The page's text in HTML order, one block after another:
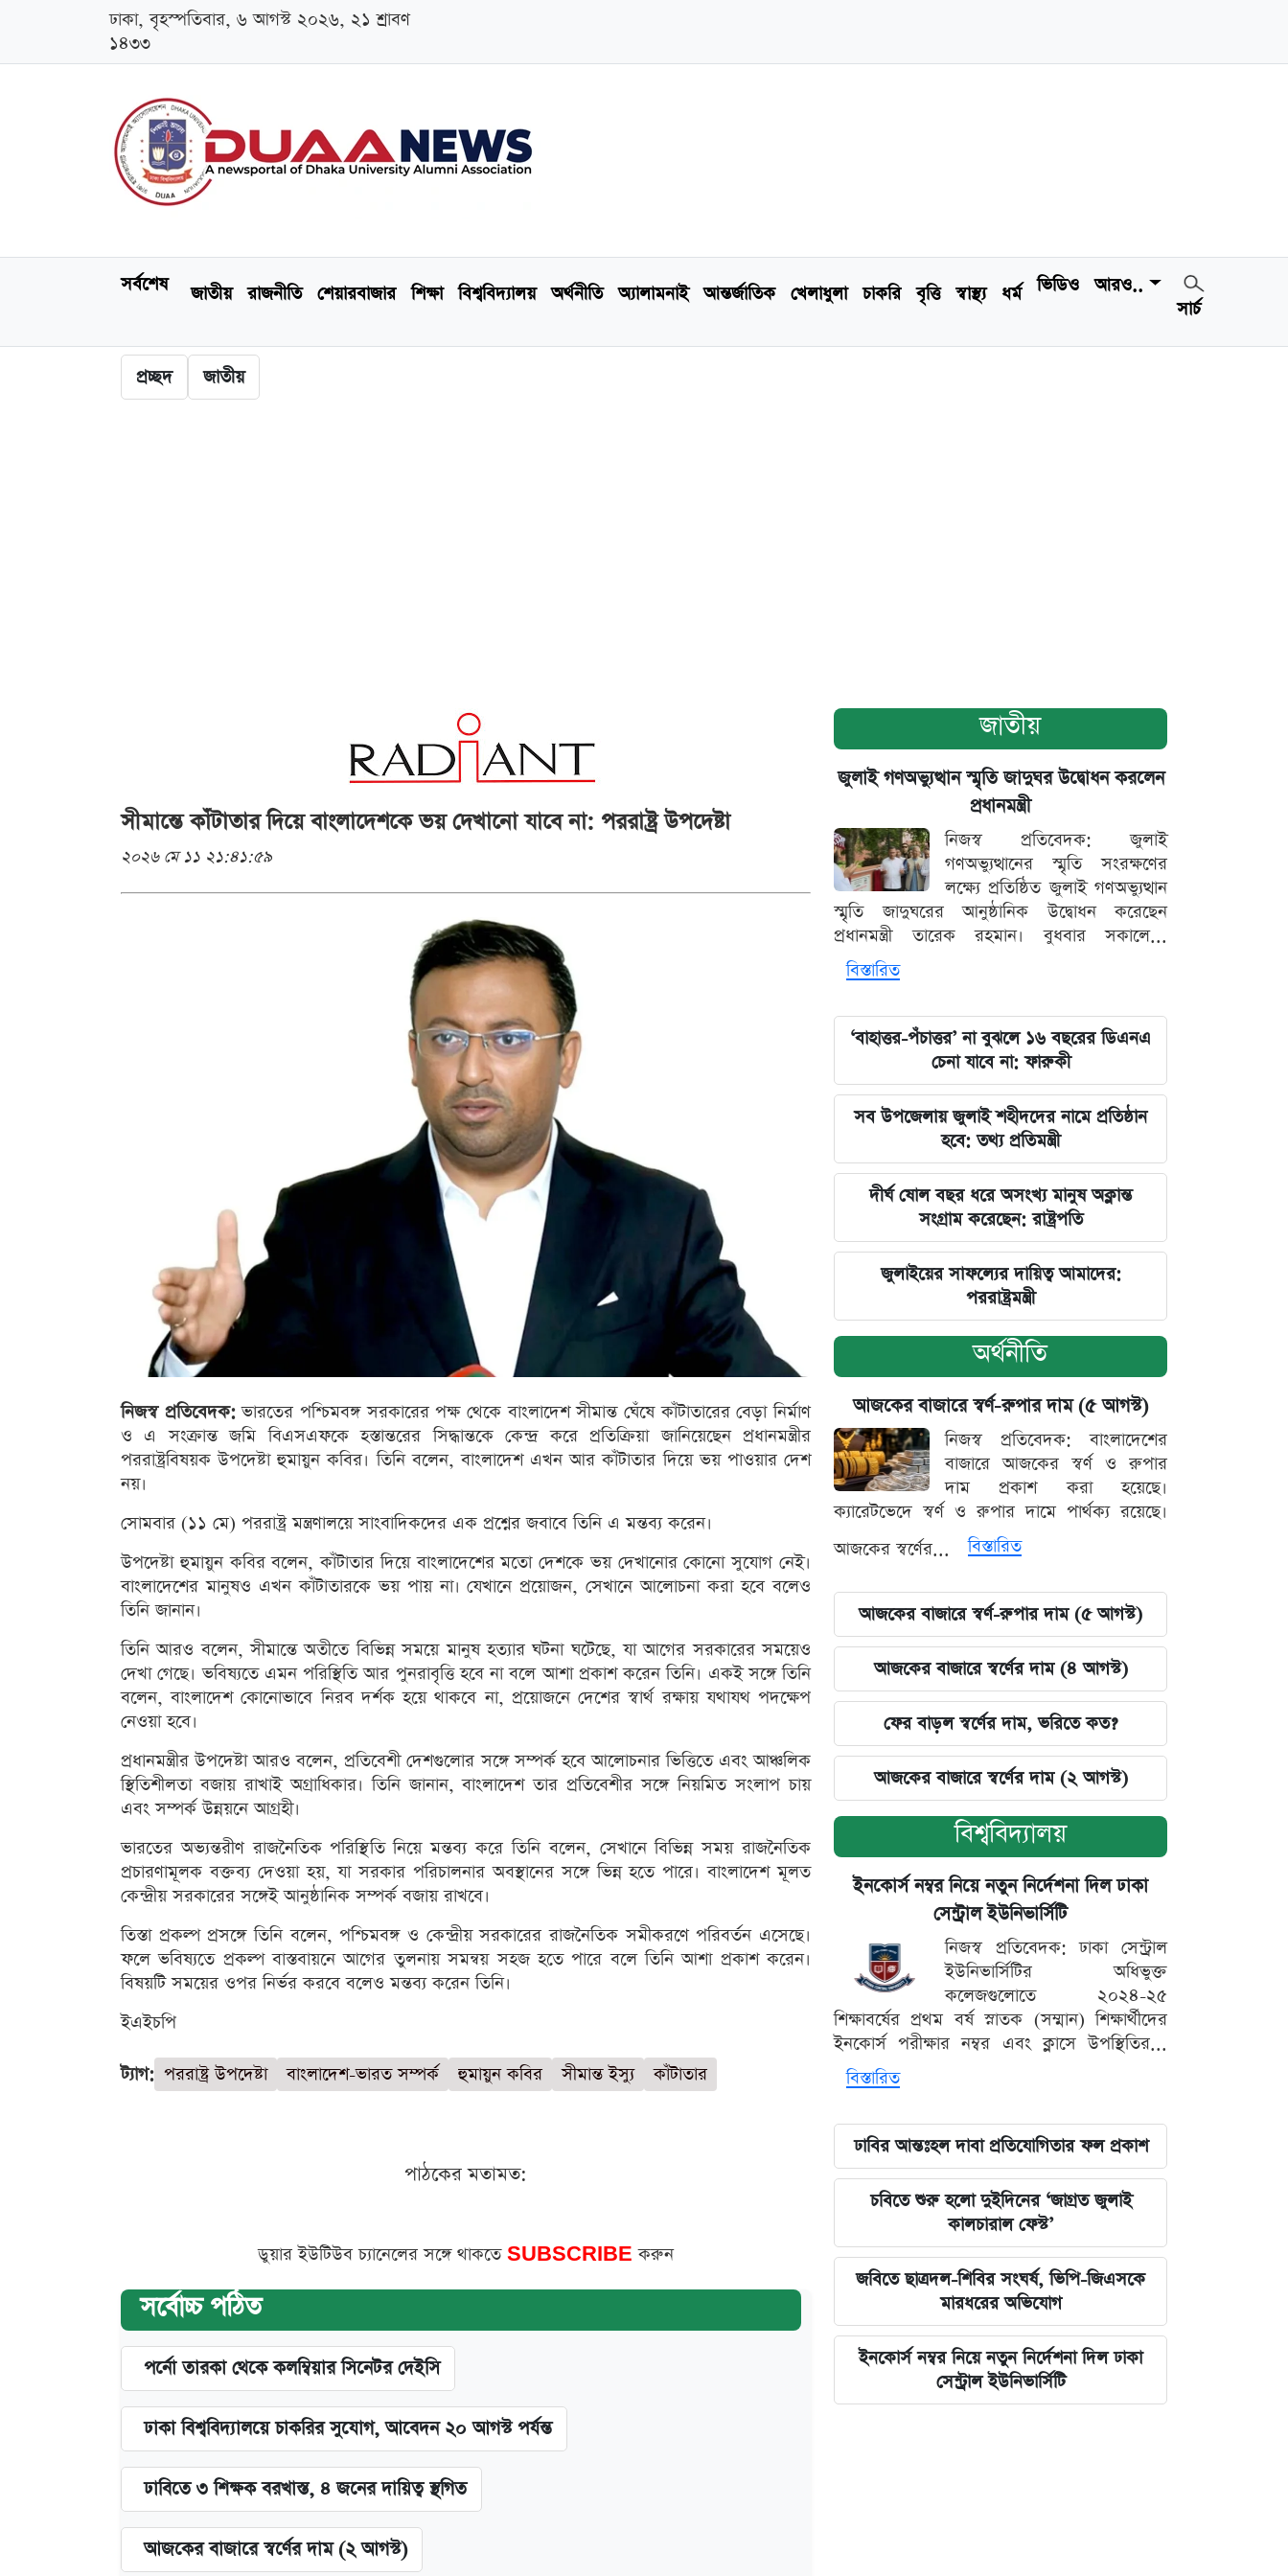
ঢাকা, বৃহস্পতিবার, ৬ আগস্ট ২০২৬, ২১ শ্রাবণ
১৪৩৩
সর্বশেষ জাতীয় রাজনীতি শেয়ারবাজার শিক্ষা বিশ্ববিদ্যালয় অর্থনীতি অ্যালামনাই আন্তর্জাতিক খেলাধুলা চাকরি বৃত্তি স্বাস্থ্য ধর্ম ভিডিও
আরও..
সার্চ
প্রচ্ছদ জাতীয়
সীমান্তে কাঁটাতার দিয়ে বাংলাদেশকে ভয় দেখানো যাবে না: পররাষ্ট্র উপদেষ্টা
২০২৬ মে ১১ ২১:৪১:৫৯
নিজস্ব প্রতিবেদক:ভারতের পশ্চিমবঙ্গ সরকারের পক্ষ থেকে বাংলাদেশ সীমান্ত ঘেঁষে কাঁটাতারের বেড়া নির্মাণ
ও এ সংক্রান্ত জমি বিএসএফকে হস্তান্তরের সিদ্ধান্তকে কেন্দ্র করে প্রতিক্রিয়া জানিয়েছেন প্রধানমন্ত্রীর
পররাষ্ট্রবিষয়ক উপদেষ্টা হুমায়ুন কবির। তিনি বলেন, বাংলাদেশ এখন আর কাঁটাতার দিয়ে ভয় পাওয়ার দেশ
নয়।
সোমবার (১১ মে) পররাষ্ট্র মন্ত্রণালয়ে সাংবাদিকদের এক প্রশ্নের জবাবে তিনি এ মন্তব্য করেন।
উপদেষ্টা হুমায়ুন কবির বলেন, কাঁটাতার দিয়ে বাংলাদেশের মতো দেশকে ভয় দেখানোর কোনো সুযোগ নেই।
বাংলাদেশের মানুষও এখন কাঁটাতারকে ভয় পায় না। যেখানে প্রয়োজন, সেখানে আলোচনা করা হবে বলেও
তিনি জানান।
তিনি আরও বলেন, সীমান্তে অতীতে বিভিন্ন সময়ে মানুষ হত্যার ঘটনা ঘটেছে, যা আগের সরকারের সময়েও
দেখা গেছে। ভবিষ্যতে এমন পরিস্থিতি আর পুনরাবৃত্তি হবে না বলে আশা প্রকাশ করেন তিনি। একই সঙ্গে তিনি
বলেন, বাংলাদেশ কোনোভাবে নিরব দর্শক হয়ে থাকবে না, প্রয়োজনে দেশের স্বার্থ রক্ষায় যথাযথ পদক্ষেপ
নেওয়া হবে।
প্রধানমন্ত্রীর উপদেষ্টা আরও বলেন, প্রতিবেশী দেশগুলোর সঙ্গে সম্পর্ক হবে আলোচনার ভিত্তিতে এবং আঞ্চলিক
স্থিতিশীলতা বজায় রাখাই অগ্রাধিকার। তিনি জানান, বাংলাদেশ তার প্রতিবেশীর সঙ্গে নিয়মিত সংলাপ চায়
এবং সম্পর্ক উন্নয়নে আগ্রহী।
ভারতের অভ্যন্তরীণ রাজনৈতিক পরিস্থিতি নিয়ে মন্তব্য করে তিনি বলেন, সেখানে বিভিন্ন সময় রাজনৈতিক
প্রচারণামূলক বক্তব্য দেওয়া হয়, যা সরকার পরিচালনার অবস্থানের সঙ্গে ভিন্ন হতে পারে। বাংলাদেশ মূলত
কেন্দ্রীয় সরকারের সঙ্গেই আনুষ্ঠানিক সম্পর্ক বজায় রাখবে।
তিস্তা প্রকল্প প্রসঙ্গে তিনি বলেন, পশ্চিমবঙ্গ ও কেন্দ্রীয় সরকারের রাজনৈতিক সমীকরণে পরিবর্তন এসেছে।
ফলে ভবিষ্যতে প্রকল্প বাস্তবায়নে আগের তুলনায় সমন্বয় সহজ হতে পারে বলে তিনি আশা প্রকাশ করেন।
বিষয়টি সময়ের ওপর নির্ভর করবে বলেও মন্তব্য করেন তিনি।
ইএইচপি
ট্যাগ: পররাষ্ট্র উপদেষ্টা বাংলাদেশ-ভারত সম্পর্ক হুমায়ুন কবির সীমান্ত ইস্যু কাঁটাতার
পাঠকের মতামত:
ডুয়ার ইউটিউব চ্যানেলের সঙ্গে থাকতে SUBSCRIBEকরুন
সর্বোচ্চ পঠিত
পর্নো তারকা থেকে কলম্বিয়ার সিনেটর দেইসি
ঢাকা বিশ্ববিদ্যালয়ে চাকরির সুযোগ, আবেদন ২০ আগস্ট পর্যন্ত
ঢাবিতে ৩ শিক্ষক বরখাস্ত, ৪ জনের দায়িত্ব স্থগিত
আজকের বাজারে স্বর্ণের দাম (২ আগস্ট)
জাতীয়
জুলাই গণঅভ্যুত্থান স্মৃতি জাদুঘর উদ্বোধন করলেন
প্রধানমন্ত্রী
নিজস্ব প্রতিবেদক: জুলাই
গণঅভ্যুত্থানের স্মৃতি সংরক্ষণের
লক্ষ্যে প্রতিষ্ঠিত জুলাই গণঅভ্যুত্থান
স্মৃতি জাদুঘরের আনুষ্ঠানিক উদ্বোধন করেছেন
প্রধানমন্ত্রী তারেক রহমান। বুধবার সকালে...
বিস্তারিত
‘বাহাত্তর-পঁচাত্তর’ না বুঝলে ১৬ বছরের ডিএনএ
চেনা যাবে না: ফারুকী
সব উপজেলায় জুলাই শহীদদের নামে প্রতিষ্ঠান
হবে: তথ্য প্রতিমন্ত্রী
দীর্ঘ ষোল বছর ধরে অসংখ্য মানুষ অক্লান্ত
সংগ্রাম করেছেন: রাষ্ট্রপতি
জুলাইয়ের সাফল্যের দায়িত্ব আমাদের:
পররাষ্ট্রমন্ত্রী
অর্থনীতি
আজকের বাজারে স্বর্ণ-রুপার দাম (৫ আগস্ট)
নিজস্ব প্রতিবেদক: বাংলাদেশের
বাজারে আজকের স্বর্ণ ও রুপার
দাম প্রকাশ করা হয়েছে।
ক্যারেটভেদে স্বর্ণ ও রুপার দামে পার্থক্য রয়েছে।
আজকের স্বর্ণের...
বিস্তারিত
আজকের বাজারে স্বর্ণ-রুপার দাম (৫ আগস্ট)
আজকের বাজারে স্বর্ণের দাম (৪ আগস্ট)
ফের বাড়ল স্বর্ণের দাম, ভরিতে কত?
আজকের বাজারে স্বর্ণের দাম (২ আগস্ট)
বিশ্ববিদ্যালয়
ইনকোর্স নম্বর নিয়ে নতুন নির্দেশনা দিল ঢাকা
সেন্ট্রাল ইউনিভার্সিটি
নিজস্ব প্রতিবেদক: ঢাকা সেন্ট্রাল
ইউনিভার্সিটির অধিভুক্ত
কলেজগুলোতে ২০২৪-২৫
শিক্ষাবর্ষের প্রথম বর্ষ স্নাতক (সম্মান) শিক্ষার্থীদের
ইনকোর্স পরীক্ষার নম্বর এবং ক্লাসে উপস্থিতির...
বিস্তারিত
ঢাবির আন্তঃহল দাবা প্রতিযোগিতার ফল প্রকাশ
চবিতে শুরু হলো দুইদিনের ‘জাগ্রত জুলাই
কালচারাল ফেস্ট’
জবিতে ছাত্রদল-শিবির সংঘর্ষ, ভিপি-জিএসকে
মারধরের অভিযোগ
ইনকোর্স নম্বর নিয়ে নতুন নির্দেশনা দিল ঢাকা
সেন্ট্রাল ইউনিভার্সিটি